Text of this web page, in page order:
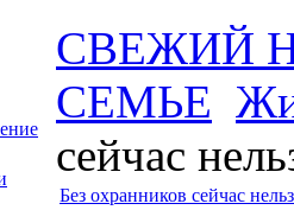
СВЕЖИЙ
СЕМЬЕ
сейчас
Без охранников сейчас